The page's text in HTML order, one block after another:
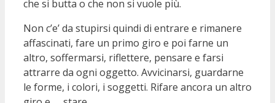
che si butta o che non si vuole più.
Non c’e’ da stupirsi quindi di entrare e rimanere
affascinati, fare un primo giro e poi farne un
altro, soffermarsi, riflettere, pensare e farsi
attrarre da ogni oggetto. Avvicinarsi, guardarne
le forme, i colori, i soggetti. Rifare ancora un altro